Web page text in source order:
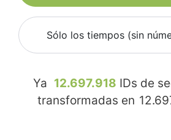
Sólo los tiempos (sin
Ya 12.697.918 IDs de
transformadas en